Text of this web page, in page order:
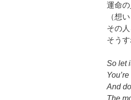
運命
（想
その
そう
So let
And
The